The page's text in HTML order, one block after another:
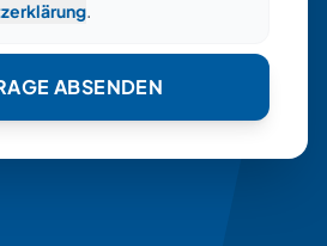
.
ABSENDEN